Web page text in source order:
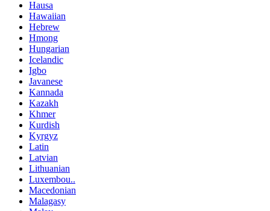
Hausa
Hawaiian
Hebrew
Hmong
Hungarian
Icelandic
Igbo
Javanese
Kannada
Kazakh
Khmer
Kurdish
Kyrgyz
Latin
Latvian
Lithuanian
Luxembou..
Macedonian
Malagasy